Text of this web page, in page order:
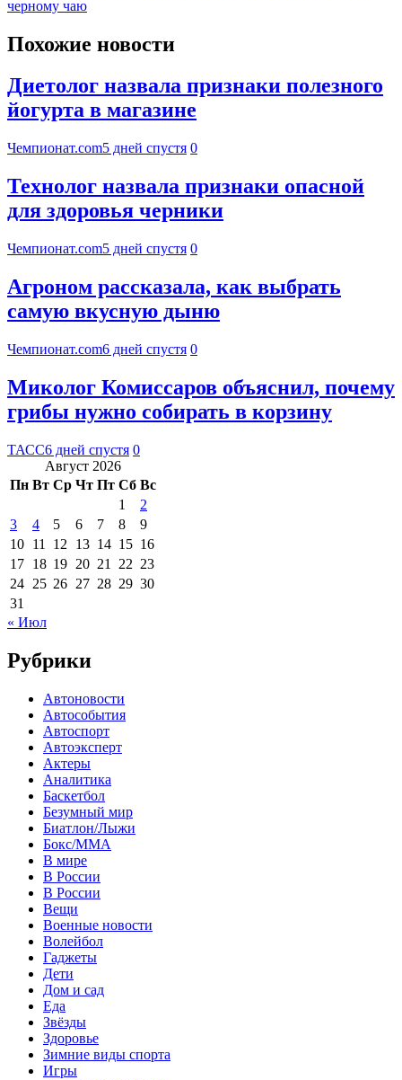
черному чаю
Похожие новости
Диетолог назвала признаки полезного
йогурта в магазине
Чемпионат.com5 дней спустя 0
Технолог назвала признаки опасной
для здоровья черники
Чемпионат.com5 дней спустя 0
Агроном рассказала, как выбрать
самую вкусную дыню
Чемпионат.com6 дней спустя 0
Миколог Комиссаров объяснил, почему
грибы нужно собирать в корзину
ТАСС6 дней спустя 0
Август 2026
Пн Вт Ср Чт Пт Сб Вс
1
2
3
4 5 6 7 8
9
10 11 12 13 14 15 16
17 18 19 20 21 22 23
24 25 26 27 28 29 30
31
« Июл
Рубрики
Автоновости
Автособытия
Автоспорт
Автоэксперт
Актеры
Аналитика
Баскетбол
Безумный мир
Биатлон/Лыжи
Бокс/MMA
В мире
В России
В России
Вещи
Военные новости
Волейбол
Гаджеты
Дети
Дом и сад
Еда
Звёзды
Здоровье
Зимние виды спорта
Игры